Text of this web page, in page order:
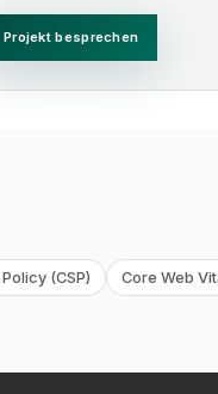
Projekt besprechen
(CSP) Core Web